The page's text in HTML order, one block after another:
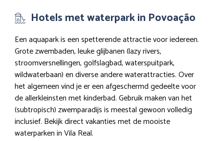
Hotels met waterpark in Povoação
Een aquapark is een spetterende attractie voor iedereen.
Grote zwembaden, leuke glijbanen (lazy rivers,
stroomversnellingen, golfslagbad, waterspuitpark,
wildwaterbaan) en diverse andere waterattracties. Over
het algemeen vind je er een afgeschermd gedeelte voor
de allerkleinsten met kinderbad. Gebruik maken van het
(subtropisch) zwemparadijs is meestal gewoon volledig
inclusief. Bekijk direct vakanties met de mooiste
waterparken in Vila Real.